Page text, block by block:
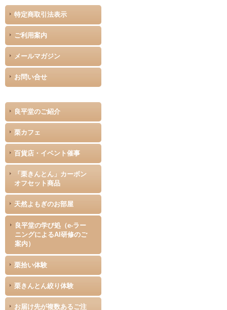
特定商取引法表示
ご利用案内
メールマガジン
お問い合せ
良平堂のご紹介
栗カフェ
百貨店・イベント催事
「栗きんとん」カーボン
オフセット商品
天然よもぎのお部屋
良平堂の学び処（e-ラー
ニングによるAI研修のご
案内）
栗拾い体験
栗きんとん絞り体験
お届け先が複数あるご注